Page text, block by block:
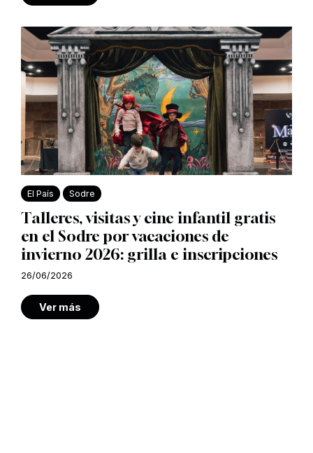
El País Sodre
Talleres, visitas y cine infantil gratis
en el Sodre por vacaciones de
invierno 2026: grilla e inscripciones
26/06/2026
Ver más